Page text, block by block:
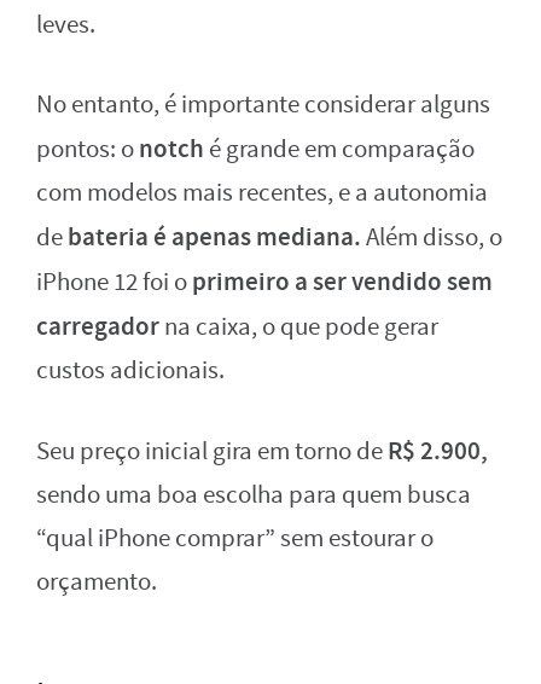
leves.
No entanto, é importante considerar alguns
pontos: onotch é grande em comparação
com modelos mais recentes, e a autonomia
debateria é apenas mediana.Além disso, o
iPhone 12 foi oprimeiro a ser vendido sem
carregadorna caixa, o que pode gerar
custos adicionais.
Seu preço inicial gira em torno deR$ 2.900,
sendo uma boa escolha para quem busca
“qual iPhone comprar” sem estourar o
orçamento.